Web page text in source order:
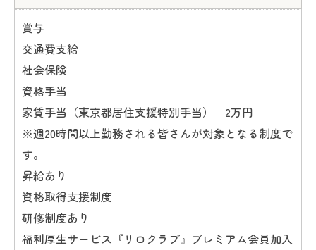
賞与
交通費支給
社会保険
資格手当
家賃手当（東京都居住支援特別手当） 2万円
※週20時間以上勤務される皆さんが対象となる制度で
す。
昇給あり
資格取得支援制度
研修制度あり
福利厚生サービス『リロクラブ』プレミアム会員加入